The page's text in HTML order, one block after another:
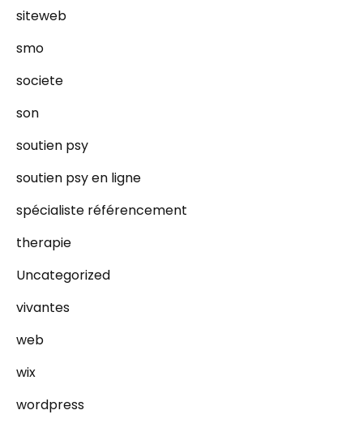
siteweb
smo
societe
son
soutien psy
soutien psy en ligne
spécialiste référencement
therapie
Uncategorized
vivantes
web
wix
wordpress